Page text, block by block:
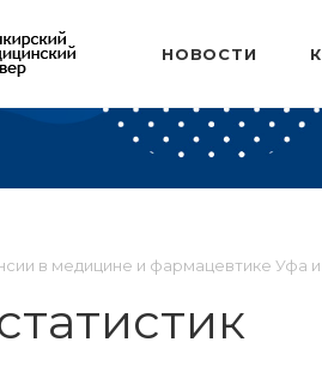
НОВОСТИ
в медицине и фармацевтике Уфа